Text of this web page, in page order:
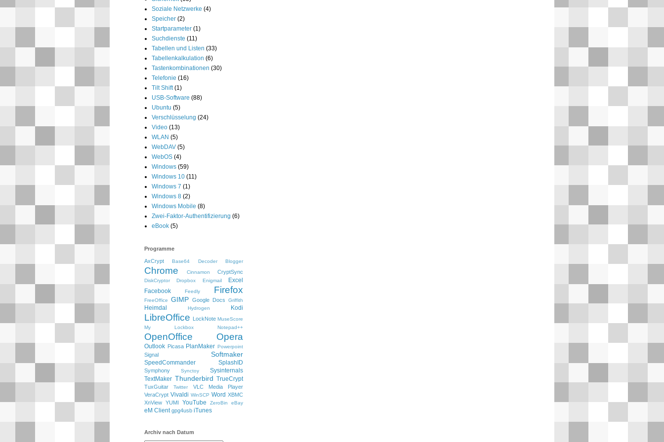
Soziale Netzwerke (4)
Speicher (2)
Startparameter (1)
Suchdienste (11)
Tabellen und Listen (33)
Tabellenkalkulation (6)
Tastenkombinationen (30)
Telefonie (16)
Tilt Shift (1)
USB-Software (88)
Ubuntu (5)
Verschlüsselung (24)
Video (13)
WLAN (5)
WebDAV (5)
WebOS (4)
Windows (59)
Windows 10 (11)
Windows 7 (1)
Windows 8 (2)
Windows Mobile (8)
Zwei-Faktor-Authentifizierung (6)
eBook (5)
Programme
AxCrypt Base64 Decoder Blogger
Chrome Cinnamon CryptSync
DiskCryptor Dropbox Enigmail
Excel
Facebook
Feedly Firefox
FreeOffice GIMP Google Docs Griffith
Heimdal Hydrogen Kodi
LibreOffice LockNote MuseScore
My Lockbox
Notepad++
OpenOffice Opera
Outlook Picasa PlanMaker Powerpoint
Signal Softmaker
SpeedCommander SplashID
Symphony Synctoy
Sysinternals
TextMaker Thunderbird TrueCrypt
TuxGuitar Twitter
VLC Media Player
VeraCrypt Vivaldi WinSCP Word XBMC
XnView YUMI YouTube ZeroBin eBay
eM Client gpg4usb iTunes
Archiv nach Datum